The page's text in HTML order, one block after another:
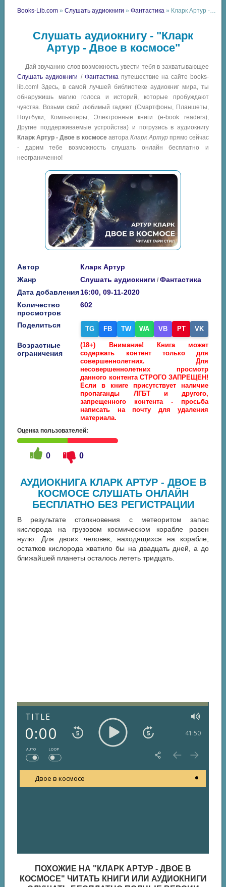
Books-Lib.com »Слушать аудиокниги »Фантастика » Кларк Артур - Двое в космосе
Слушать аудиокнигу - "Кларк
Артур - Двое в космосе"
Дай звучанию слов возможность увести тебя в захватывающее
Слушать аудиокниги / Фантастикапутешествие на сайте books-
lib.com! Здесь, в самой лучшей библиотеке аудиокниг мира, ты
обнаружишь магию голоса и историй, которые пробуждают
чувства. Возьми свой любимый гаджет (Смартфоны, Планшеты,
Ноутбуки, Компьютеры, Электронные книги (e-book readers),
Другие поддерживаемые устройства) и погрузись в аудиокнигу
Кларк Артур - Двое в космосеавтора Кларк Артурпрямо сейчас
- дарим тебе возможность слушать онлайн бесплатно и
неограниченно!
Автор
Кларк Артур
Жанр
Слушать аудиокниги /Фантастика
Дата добавления16:00, 09-11-2020
Количество
просмотров
602
Поделиться TG FB TW WA VB PT VK
Возрастные
ограничения
(18+) Внимание! Книга может
содержать контент только для
совершеннолетних. Для
несовершеннолетних просмотр
данного контента СТРОГО ЗАПРЕЩЕН!
Если в книге присутствует наличие
пропаганды ЛГБТ и другого,
запрещенного контента - просьба
написать на почту для удаления
материала.
Оценка пользователей:
0 0
АУДИОКНИГА КЛАРК АРТУР - ДВОЕ В
КОСМОСЕ СЛУШАТЬ ОНЛАЙН
БЕСПЛАТНО БЕЗ РЕГИСТРАЦИИ
В результате столкновения с метеоритом запас
кислорода на грузовом космическом корабле равен
нулю. Для двоих человек, находящихся на корабле,
остатков кислорода хватило бы на двадцать дней, а до
ближайшей планеты осталось лететь тридцать.
TITLE
0:00 41:50
AUTO LOOP
Двое в космосе
ПОХОЖИЕ НА "КЛАРК АРТУР - ДВОЕ В
КОСМОСЕ" ЧИТАТЬ КНИГИ ИЛИ АУДИОКНИГИ